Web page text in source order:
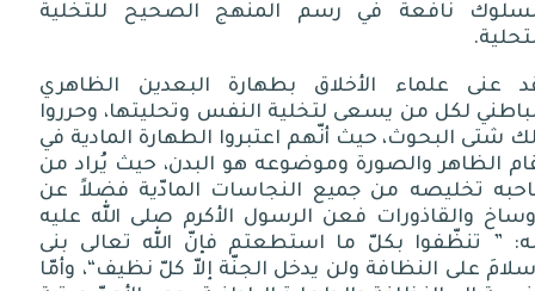
نافعة في رسم المنهج الصحيح للتخلية
.
عنى علماء الأخلاق بطهارة البعدين الظاهري
لكل من يسعى لتخلية النفس وتحليتها، وحرروا
شتى البحوث، حيث أنّهم اعتبروا الطهارة المادية في
الظاهر والصورة وموضوعه هو البدن، حيث يُراد من
تخليصه من جميع النجاسات المادّية فضلاً عن
والقاذورات فعن الرسول الأكرم صلى الله عليه
: ”
تنظّفوا بكلّ ما استطعتم فإنّ الله تعالى بنى
على النظافة ولن يدخل الجنّة إلاّ كلّ نظيف“، وأمّا